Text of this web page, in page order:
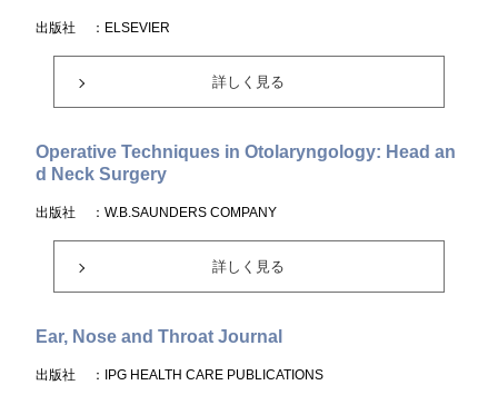
出版社 ：ELSEVIER
詳しく見る
Operative Techniques in Otolaryngology: Head an
d Neck Surgery
出版社 ：W.B.SAUNDERS COMPANY
詳しく見る
Ear, Nose and Throat Journal
出版社 ：IPG HEALTH CARE PUBLICATIONS